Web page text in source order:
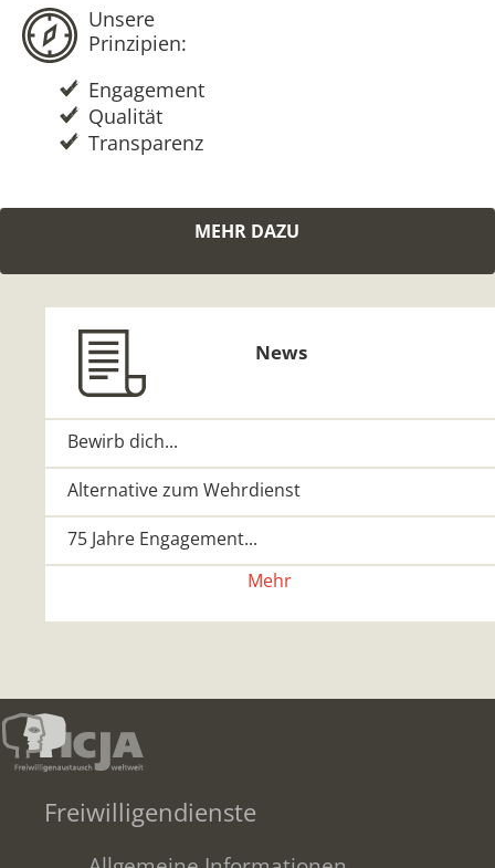
Unsere
Prinzipien:
Engagement
Qualität
Transparenz
MEHR DAZU
News
Bewirb dich...
Alternative zum Wehrdienst
75 Jahre Engagement...
Mehr
Freiwilligendienste